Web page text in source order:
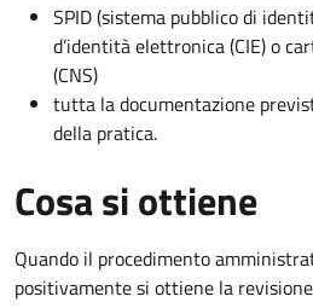
SPID (sistema pubblico di
d’identità elettronica (CIE) o
(CNS)
tutta la documentazione
della pratica.
Cosa si ottiene
Quando il procedimento
positivamente si ottiene la